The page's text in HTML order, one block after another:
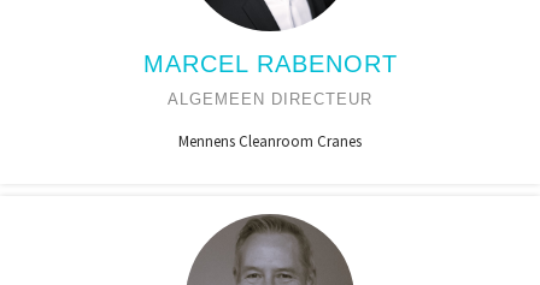
MARCEL RABENORT
ALGEMEEN DIRECTEUR
Mennens Cleanroom Cranes